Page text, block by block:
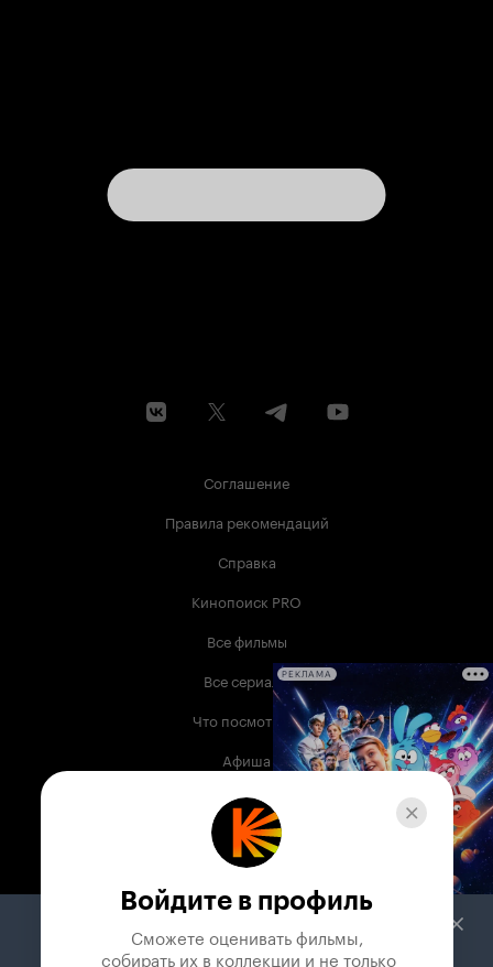
Соглашение
Правила рекомендаций
Справка
Кинопоиск PRO
Все фильмы
Все сериалы
Что посмотреть
Афиша
Музыка
Телепрограмма
Служба поддержки
РЕКЛАМА
Войдите в профиль
Сможете оценивать фильмы,
собирать их в коллекции и не только